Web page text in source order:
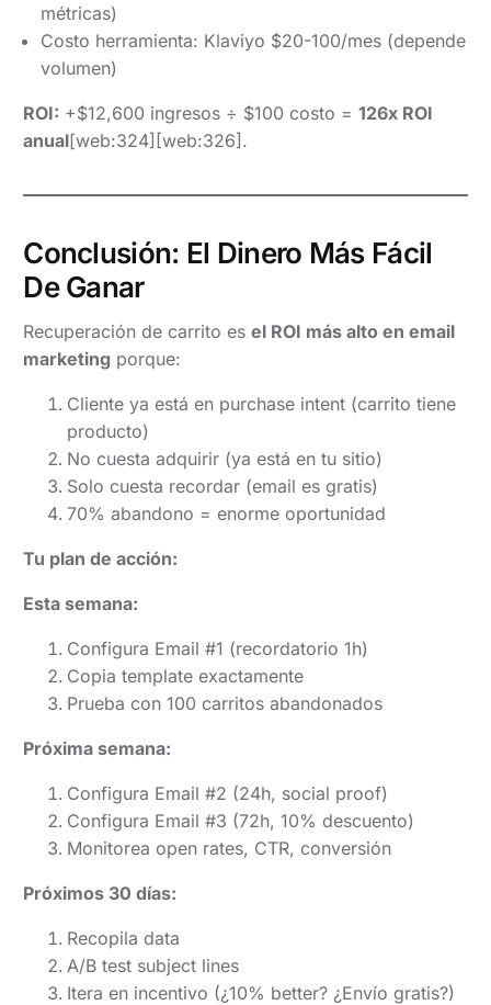
métricas)
Costo herramienta: Klaviyo $20-100/mes (depende
volumen)
ROI: +$12,600 ingresos ÷ $100 costo =126x ROI
anual[web:324][web:326].
Conclusión: El Dinero Más Fácil
De Ganar
Recuperación de carrito esel ROI más alto en email
marketing porque:
Cliente ya está en purchase intent (carrito tiene
producto)
No cuesta adquirir (ya está en tu sitio)
Solo cuesta recordar (email es gratis)
70% abandono = enorme oportunidad
Tu plan de acción:
Esta semana:
Configura Email #1 (recordatorio 1h)
Copia template exactamente
Prueba con 100 carritos abandonados
Próxima semana:
Configura Email #2 (24h, social proof)
Configura Email #3 (72h, 10% descuento)
Monitorea open rates, CTR, conversión
Próximos 30 días:
Recopila data
A/B test subject lines
Itera en incentivo (¿10% better? ¿Envío gratis?)